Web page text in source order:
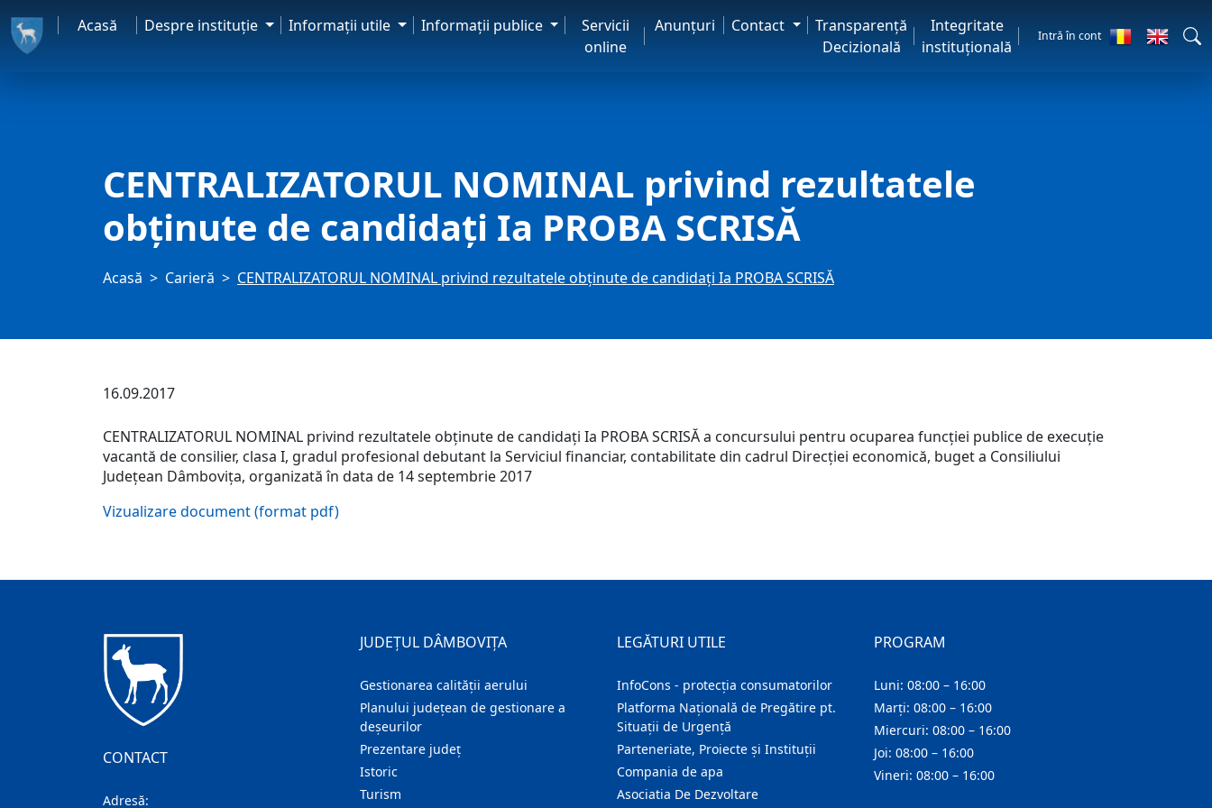
Acasă Despre instituţie Informaţii utile Informaţii publice
Servicii
online
Anunţuri Contact
Transparență
Decizională
Integritate
instituțională
Intră în cont
CENTRALIZATORUL NOMINAL privind rezultatele
obţinute de candidaţi Ia PROBA SCRISĂ
Acasă Carieră CENTRALIZATORUL NOMINAL privind rezultatele obţinute de candidaţi Ia PROBA SCRISĂ
16.09.2017
CENTRALIZATORUL NOMINAL privind rezultatele obţinute de candidaţi Ia PROBA SCRISĂ a concursului pentru ocuparea funcţiei publice de execuţie
vacantă de consilier, clasa I, gradul profesional debutant la Serviciul financiar, contabilitate din cadrul Direcţiei economică, buget a Consiliului
Judeţean Dâmboviţa, organizată în data de 14 septembrie 2017
Vizualizare document (format pdf)
CONTACT
Adresă:
JUDEȚUL DÂMBOVIȚA
Gestionarea calității aerului
Planului județean de gestionare a
deșeurilor
Prezentare judeţ
Istoric
Turism
LEGĂTURI UTILE
InfoCons - protecția consumatorilor
Platforma Națională de Pregătire pt.
Situații de Urgență
Parteneriate, Proiecte și Instituții
Compania de apa
Asociatia De Dezvoltare
PROGRAM
Luni: 08:00 – 16:00
Marți: 08:00 – 16:00
Miercuri: 08:00 – 16:00
Joi: 08:00 – 16:00
Vineri: 08:00 – 16:00